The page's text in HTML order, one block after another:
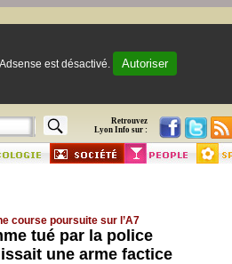
est désactivé. Autoriser
Retrouvez
Lyon Info sur :
course poursuite sur l’A7
tué par la police
une arme factice